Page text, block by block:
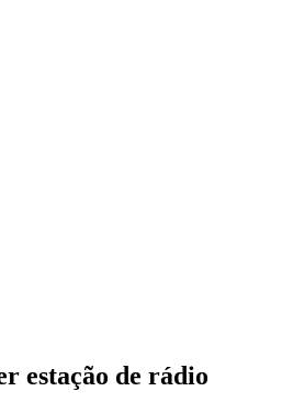
estação de rádio